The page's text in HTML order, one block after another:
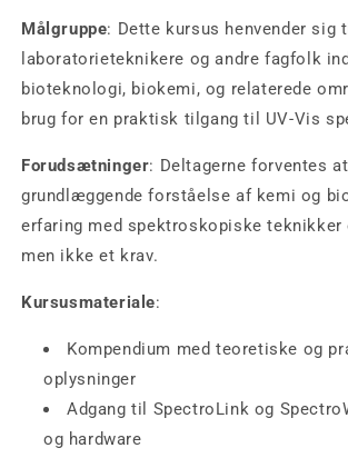
Målgruppe: Dette kursus henvender sig
laboratorieteknikere og andre fagfolk
bioteknologi, biokemi, og relaterede
brug for en praktisk tilgang til UV-Vis
Forudsætninger: Deltagerne forventes
grundlæggende forståelse af kemi og
erfaring med spektroskopiske teknikker
men ikke et krav.
Kursusmateriale:
Kompendium med teoretiske og
oplysninger
Adgang til SpectroLink og
og hardware